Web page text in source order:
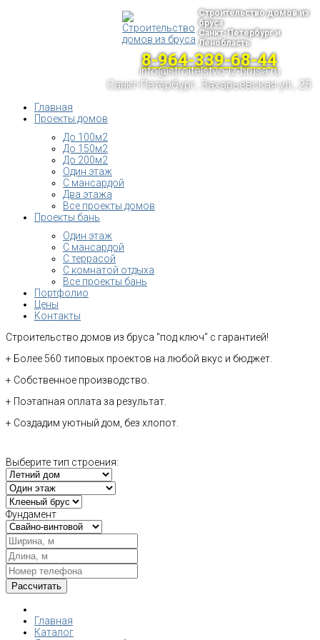
Строительство домов из
бруса
Санкт-Петербург и
Ленобласть
8-964-339-68-44
info@stroitelstvo-iz-brusa.ru
Санкт-Петербург, Захарьевская ул., 25
Главная
Проекты домов
До 100м2
До 150м2
До 200м2
Один этаж
С мансардой
Два этажа
Все проекты домов
Проекты бань
Один этаж
С мансардой
С террасой
С комнатой отдыха
Все проекты бань
Портфолио
Цены
Контакты
Строительство домов из бруса "под ключ" с гарантией!
+ Более 560 типовых проектов на любой вкус и бюджет.
+ Собственное производство.
+ Поэтапная оплата за результат.
+ Создадим уютный дом, без хлопот.
Выберите тип строения:
Фундамент
Главная
Каталог